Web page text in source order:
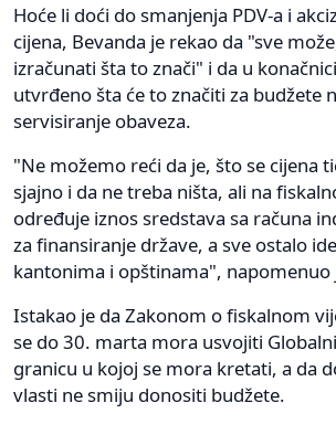
Hoće li doći do smanjenja PDV-a i
cijena, Bevanda je rekao da "sve
izračunati šta to znači" i da u
utvrđeno šta će to značiti za budžete
servisiranje obaveza.
"Ne možemo reći da je, što se cijena
sjajno i da ne treba ništa, ali na
određuje iznos sredstava sa računa
za finansiranje države, a sve ostalo
kantonima i opštinama", napomenuo
Istakao je da Zakonom o fiskalnom
se do 30. marta mora usvojiti
granicu u kojoj se mora kretati, a da
vlasti ne smiju donositi budžete.